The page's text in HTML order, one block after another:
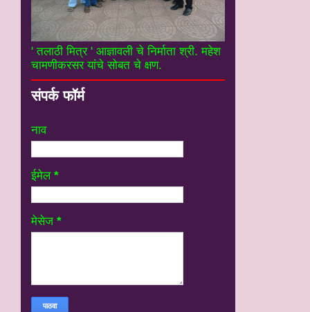
' तलाठी मित्र ' आज्ञावली चे निर्माता श्री. महेश
चामणीकरसर यांचे सोबत चे क्षण.
संपर्क फॉर्म
नाव
ईमेल *
मेसेज *